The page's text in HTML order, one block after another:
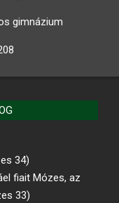
gimnázium
34)
fiait Mózes, az
33)